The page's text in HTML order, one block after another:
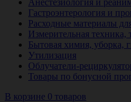
Анестезиология и
Гастроэнтерология и
Расходные материалы
Измерительная
Бытовая химия, уборка,
Утилизация
Облучатели-
Товары по бонусной
В корзине 0 товаров